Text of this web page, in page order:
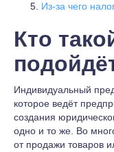
Из-за чего
Кто
Индивидуальный
которое ведёт
создания
одно и то же. Во
от продажи товаров